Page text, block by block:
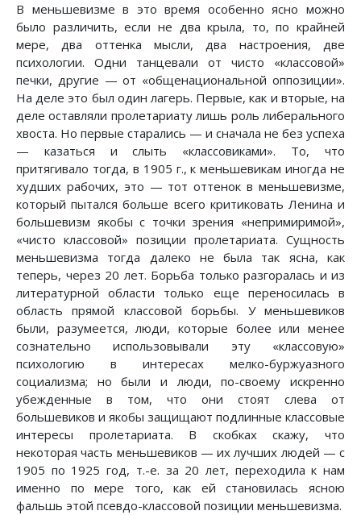
В меньшевизме в это время особенно ясно можно
было различить, если не два крыла, то, по крайней
мере, два оттенка мысли, два настроения, две
психологии. Одни танцевали от чисто «классовой»
печки, другие — от «общенациональной оппозиции».
На деле это был один лагерь. Первые, как и вторые, на
деле оставляли пролетариату лишь роль либерального
хвоста. Но первые старались — и сначала не без успеха
— казаться и слыть «классовиками». То, что
притягивало тогда, в 1905 г., к меньшевикам иногда не
худших рабочих, это — тот оттенок в меньшевизме,
который пытался больше всего критиковать Ленина и
большевизм якобы с точки зрения «непримиримой»,
«чисто классовой» позиции пролетариата. Сущность
меньшевизма тогда далеко не была так ясна, как
теперь, через 20 лет. Борьба только разгоралась и из
литературной области только еще переносилась в
область прямой классовой борьбы. У меньшевиков
были, разумеется, люди, которые более или менее
сознательно использовывали эту «классовую»
психологию в интересах мелко-буржуазного
социализма; но были и люди, по-своему искренно
убежденные в том, что они стоят слева от
большевиков и якобы защищают подлинные классовые
интересы пролетариата. В скобках скажу, что
некоторая часть меньшевиков — их лучших людей — с
1905 по 1925 год, т.-е. за 20 лет, переходила к нам
именно по мере того, как ей становилась ясною
фальшь этой псевдо-классовой позиции меньшевизма.